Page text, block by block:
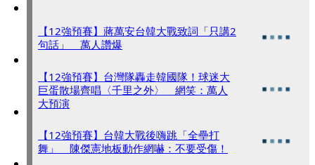
【12強預賽】蔣萬安台韓大戰致詞「只講2
句話」 萬人讚爆
【12強預賽】台灣隊轟走韓國隊！球迷大
巨蛋散場齊唱〈千里之外〉 網笑：萬人
大預演
【12強預賽】台韓大戰後嗨跳「全壘打
舞」 陳傑憲地板動作網嚇：不要受傷！